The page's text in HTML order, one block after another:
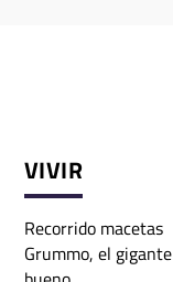
VIVIR
Recorrido macetas
Grummo, el gigante